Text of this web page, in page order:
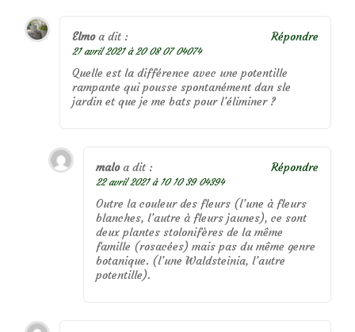
Elmo a dit :
21 avril 2021 à 20 08 07 04074
Quelle est la différence avec une potentille
rampante qui pousse spontanément dan sle
jardin et que je me bats pour l’éliminer ?
Répondre
malo a dit :
22 avril 2021 à 10 10 39 04394
Outre la couleur des fleurs (l’une à fleurs
blanches, l’autre à fleurs jaunes), ce sont
deux plantes stolonifères de la même
famille (rosacées) mais pas du même genre
botanique. (l’une Waldsteinia, l’autre
potentille).
Répondre